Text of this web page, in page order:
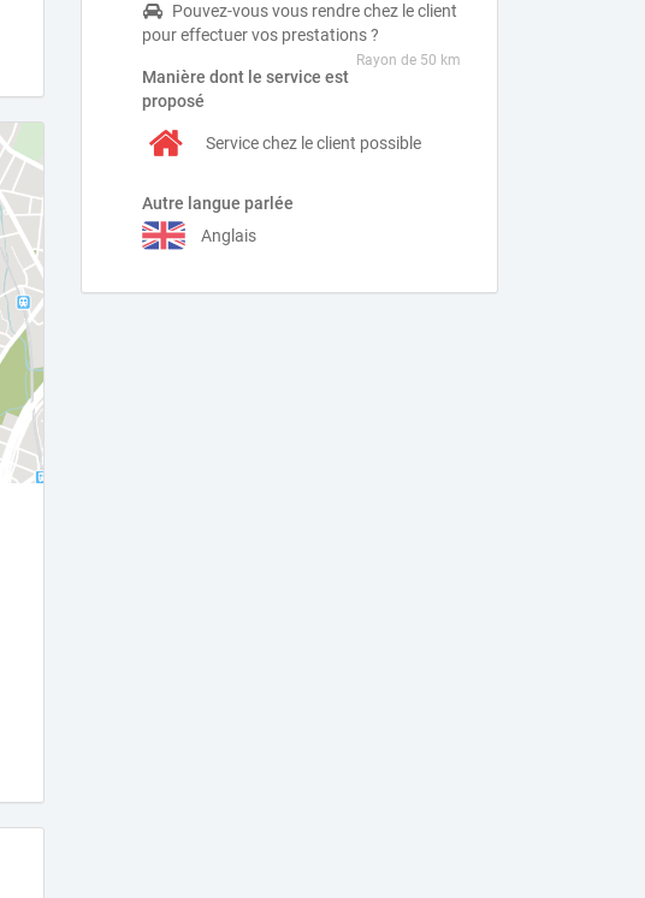
Pouvez-vous vous rendre chez le client
pour effectuer vos prestations ?
Rayon de 50 km
Manière dont le service est
proposé
Service chez le client possible
Autre langue parlée
Anglais